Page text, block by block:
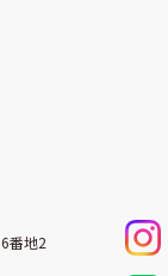
番地2